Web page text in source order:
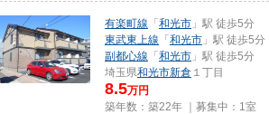
有楽町線 「 和光市 」駅 徒歩5分
東武東上線 「 和光市 」駅 徒歩5分
副都心線 「 和光市 」駅 徒歩5分
埼玉県和光市新倉 １丁目
8.5万円
築年数：築22年 ｜募集中： 1室